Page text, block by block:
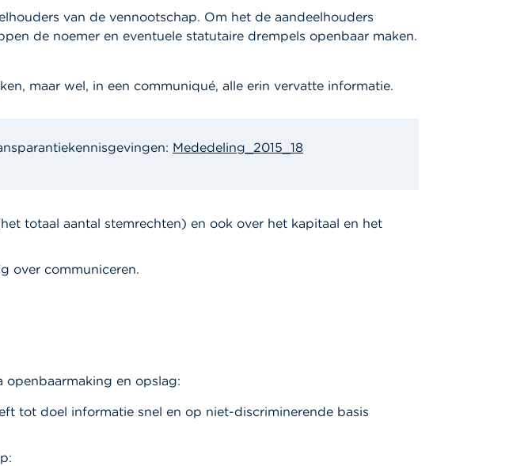
van de vennootschap. Om het de aandeelhouders
de noemer en eventuele statutaire drempels openbaar maken.
maar wel, in een communiqué, alle erin vervatte informatie.
Mededeling_2015_18
totaal aantal stemrechten) en ook over het kapitaal en het
over communiceren.
en opslag:
tot doel informatie snel en op niet-discriminerende basis